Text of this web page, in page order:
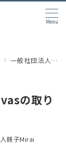
Menu
一般社団法人 親子Mirai Canvasの取り組み
の取り
親子Mirai